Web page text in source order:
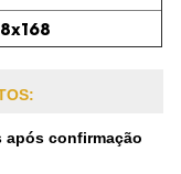
após confirmação